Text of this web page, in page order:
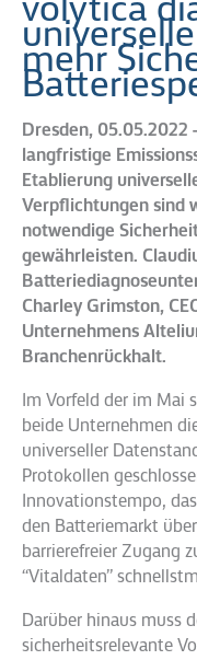
volytica
mehr
Dresden, 05.05.2022
langfristige
Etablierung
Verpflichtungen sind
notwendige
gewährleisten.
Charley Grimston,
Unternehmens
Branchenrückhalt.
Im Vorfeld der im Mai
beide Unternehmen
universeller
Protokollen
Innovationstempo,
den Batteriemarkt
barrierefreier Zugang
“Vitaldaten”
Darüber hinaus muss
sicherheitsrelevante